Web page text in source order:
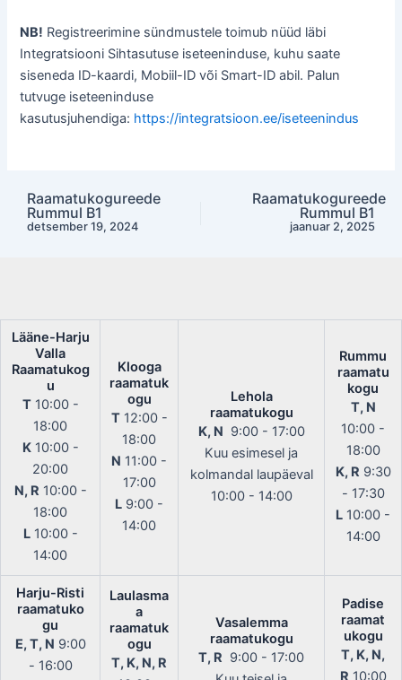
NB! Registreerimine sündmustele toimub nüüd läbi
Integratsiooni Sihtasutuse iseteeninduse, kuhu saate
siseneda ID-kaardi, Mobiil-ID või Smart-ID abil. Palun
tutvuge iseteeninduse
kasutusjuhendiga: https://integratsioon.ee/iseteenindus
Post
navigation
Raamatukogureede
Rummul B1
detsember 19, 2024
Raamatukogureede
Rummul B1
jaanuar 2, 2025
Lääne-Harju
Valla
Raamatukog
u
T10:00 -
18:00
K10:00 -
20:00
N, R 10:00 -
18:00
L10:00 -
14:00
Klooga
raamatuk
ogu
T12:00 -
18:00
N 11:00 -
17:00
L 9:00 -
14:00
Lehola
raamatukogu
K, N 9:00 - 17:00
Kuu esimesel ja
kolmandal laupäeval
10:00 - 14:00
Rummu
raamatu
kogu
T, N
10:00 -
18:00
K, R 9:30
- 17:30
L 10:00 -
14:00
Harju-Risti
raamatuko
gu
E, T, N 9:00
- 16:00
Laulasma
a
raamatuk
ogu
T, K, N, R
Vasalemma
raamatukogu
T, R 9:00 - 17:00
Padise
raamat
ukogu
T, K, N,
R 10:00